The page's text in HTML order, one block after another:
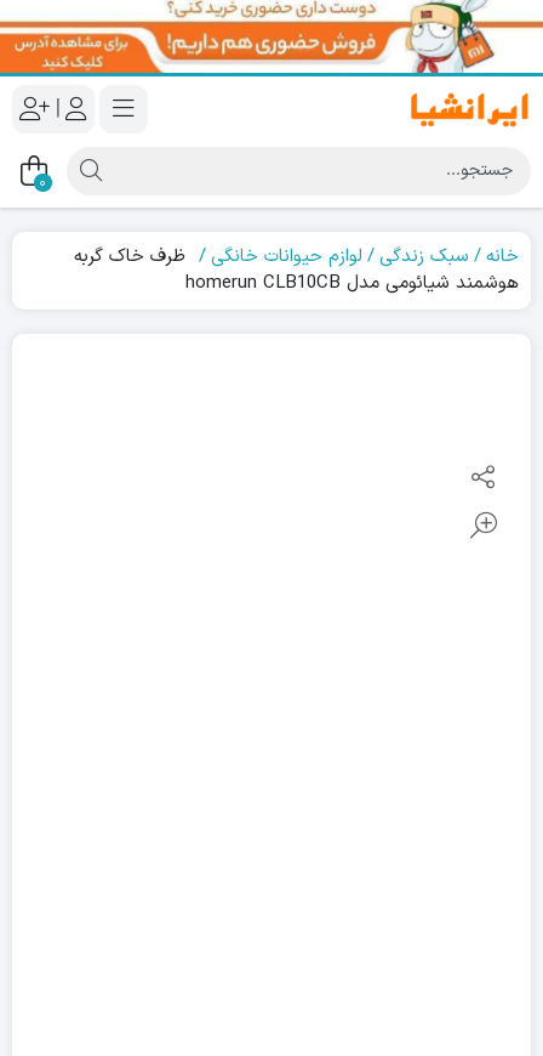
|
0
خانه سبک زندگی لوازم حیوانات خانگی
ظرف خاک گربه
هوشمند شیائومی مدل homerun CLB10CB